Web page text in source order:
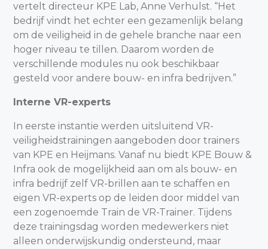
vertelt directeur KPE Lab, Anne Verhulst. “Het
bedrijf vindt het echter een gezamenlijk belang
om de veiligheid in de gehele branche naar een
hoger niveau te tillen. Daarom worden de
verschillende modules nu ook beschikbaar
gesteld voor andere bouw- en infra bedrijven.”
Interne VR-experts
In eerste instantie werden uitsluitend VR-
veiligheidstrainingen aangeboden door trainers
van KPE en Heijmans. Vanaf nu biedt KPE Bouw &
Infra ook de mogelijkheid aan om als bouw- en
infra bedrijf zelf VR-brillen aan te schaffen en
eigen VR-experts op de leiden door middel van
een zogenoemde Train de VR-Trainer. Tijdens
deze trainingsdag worden medewerkers niet
alleen onderwijskundig ondersteund, maar